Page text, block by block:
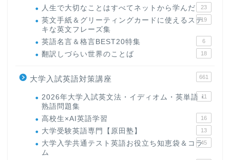
人生で大切なことはすべてネットから学んだ 23
英文手紙＆グリーティングカードに使えるステ
キな英文フレーズ集
19
英語名言＆格言BEST20特集 6
翻訳しづらい世界のことば 18
大学入試英語対策講座 661
2026年大学入試英文法・イディオム・英単語・
熟語問題集
11
高校生×AI英語学習 16
大学受験英語専門【原田塾】 13
大学入学共通テスト英語お役立ち知恵袋＆コラ
ム
45